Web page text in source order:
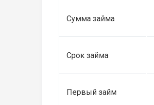
Сумма займа
Срок займа
Первый займ